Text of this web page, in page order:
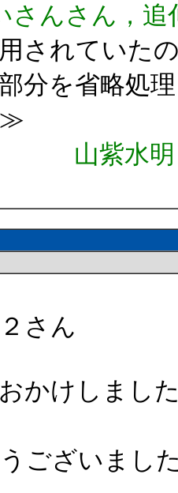
んさん，追
されていた
分を省略処
≫
水明
さん
かけしまし
ございまし